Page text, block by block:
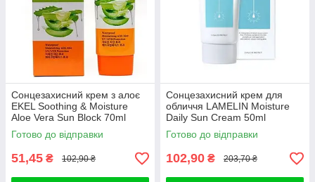
Сонцезахисний крем з алоє
EKEL Soothing & Moisture
Aloe Vera Sun Block 70ml
Готово до відправки
51,45 ₴ 102,90 ₴
Сонцезахисний крем для
обличчя LAMELIN Moisture
Daily Sun Cream 50ml
Готово до відправки
102,90 ₴ 203,70 ₴